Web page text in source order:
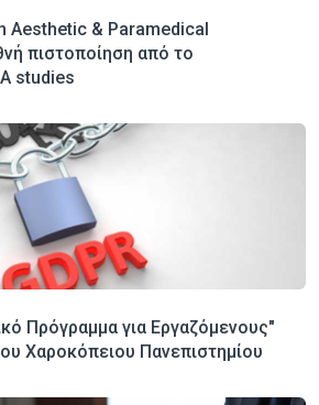
Aesthetic & Paramedical
πιστοποίηση από το
studies
Πρόγραμμα για Εργαζόμενους"
Χαροκόπειου Πανεπιστημίου